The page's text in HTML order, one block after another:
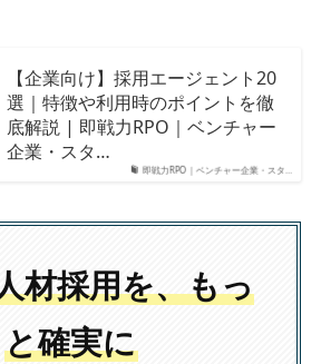
即戦力RPO｜ベンチャー企業・スタ…
【企業向け】採用エージェント20
選｜特徴や利用時のポイントを徹
底解説 | 即戦力RPO｜ベンチャー
企業・スタ…
材採用を、もっ
と確実に